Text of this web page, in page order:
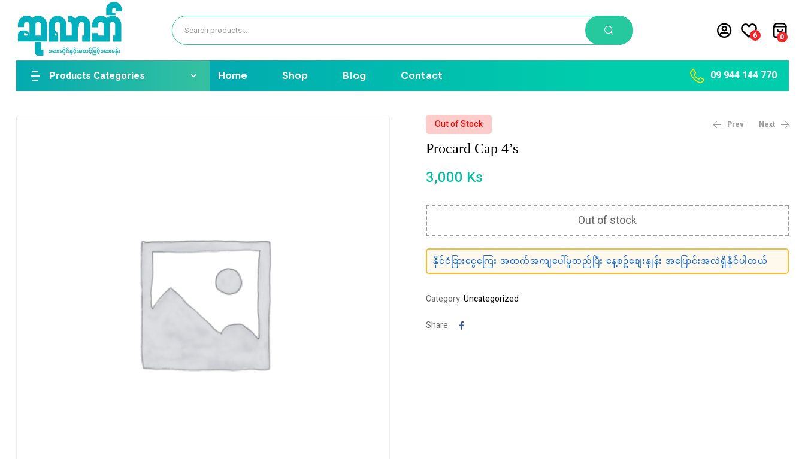
6 0
Products Categories Home Shop Blog Contact 09 944 144 770
Out of Stock Prev Next
Procard Cap 4’s
3,000 Ks
Out of stock
နိုင်ငံခြားငွေကြေး အတက်အကျပေါ်မူတည်ပြီး နေ့စဥ်စျေးနှုန်း အပြောင်းအလဲရှိနိုင်ပါတယ်
Category:Uncategorized
Share: Facebook